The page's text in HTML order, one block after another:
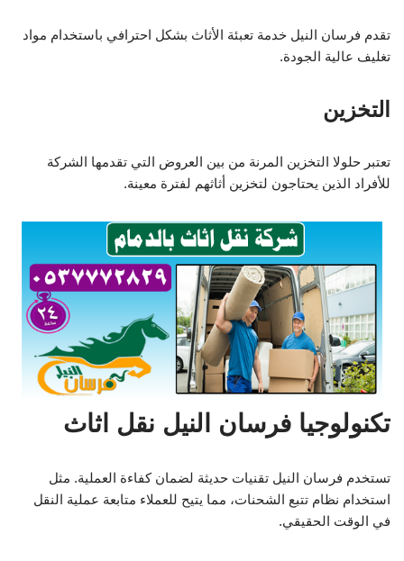
تقدم فرسان النيل خدمة تعبئة الأثاث بشكل احترافي باستخدام مواد
تغليف عالية الجودة.
التخزين
تعتبر حلولا التخزين المرنة من بين العروض التي تقدمها الشركة
للأفراد الذين يحتاجون لتخزين أثاثهم لفترة معينة.
تكنولوجيا فرسان النيل نقل اثاث
تستخدم فرسان النيل تقنيات حديثة لضمان كفاءة العملية. مثل
استخدام نظام تتبع الشحنات، مما يتيح للعملاء متابعة عملية النقل
في الوقت الحقيقي.